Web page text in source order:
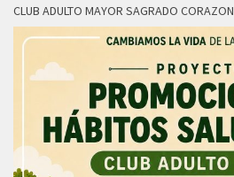
CLUB ADULTO MAYOR SAGRADO CORAZON